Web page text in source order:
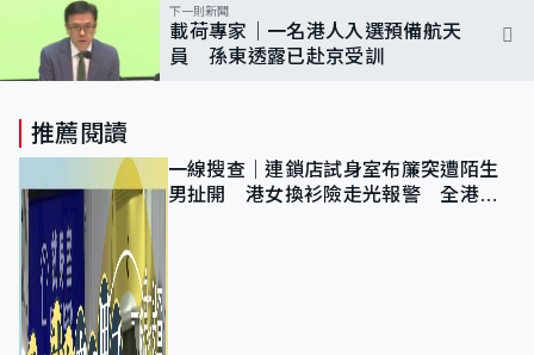
下一則新聞
載荷專家｜一名港人入選預備航天
員 孫東透露已赴京受訓
推薦閱讀
一線搜查｜連鎖店試身室布簾突遭陌生
男扯開 港女換衫險走光報警 全港分